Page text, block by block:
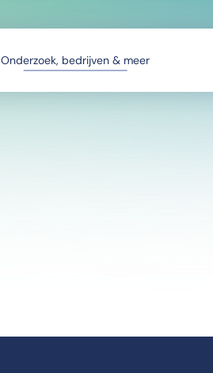
Onderzoek, bedrijven & meer